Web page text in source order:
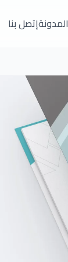
المدونةإتصل بنا